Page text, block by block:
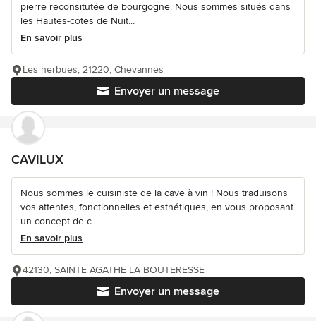
pierre reconsitutée de bourgogne. Nous sommes situés dans
les Hautes-cotes de Nuit...
En savoir plus
Envoyer un message
Les herbues, 21220, Chevannes
CAVILUX
Nous sommes le cuisiniste de la cave à vin ! Nous traduisons
vos attentes, fonctionnelles et esthétiques, en vous proposant
un concept de c...
En savoir plus
Envoyer un message
42130, SAINTE AGATHE LA BOUTERESSE